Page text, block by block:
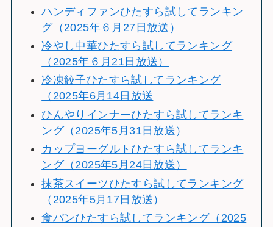
ハンディファンひたすら試してランキン
グ（2025年６月27日放送）
冷やし中華ひたすら試してランキング
（2025年６月21日放送）
冷凍餃子ひたすら試してランキング
（2025年6月14日放送
ひんやりインナーひたすら試してランキ
ング（2025年5月31日放送）
カップヨーグルトひたすら試してランキ
ング（2025年5月24日放送）
抹茶スイーツひたすら試してランキング
（2025年5月17日放送）
食パンひたすら試してランキング（2025